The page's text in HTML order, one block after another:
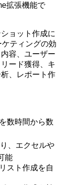
拡張機能で
ョット作成に
ティングの効
容、ユーザー
ード獲得、キ
、レポート作
数時間から数
、エクセルや
能
スト作成を自